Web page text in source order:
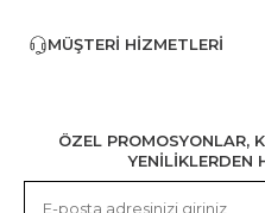
MÜŞTERI HIZMETLERI
ÖZEL PROMOSYONLAR,
YENİLİKLERDEN